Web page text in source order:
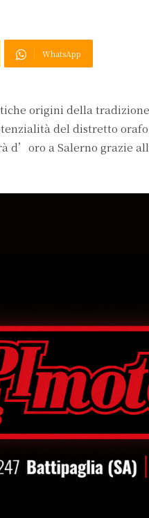
WhatsApp
origini della
del distretto
a Salerno grazie